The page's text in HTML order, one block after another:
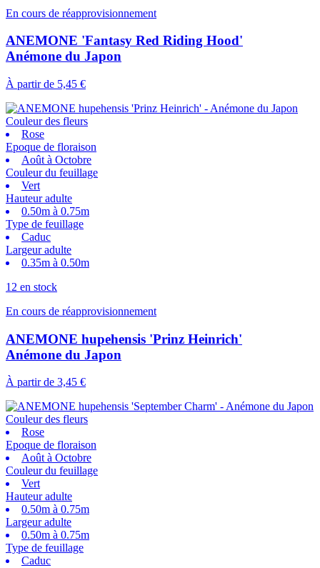
En cours de réapprovisionnement
ANEMONE 'Fantasy Red Riding Hood'
Anémone du Japon
À partir de 5,45 €
Couleur des fleurs
Rose
Epoque de floraison
Août à Octobre
Couleur du feuillage
Vert
Hauteur adulte
0.50m à 0.75m
Type de feuillage
Caduc
Largeur adulte
0.35m à 0.50m
12 en stock
En cours de réapprovisionnement
ANEMONE hupehensis 'Prinz Heinrich'
Anémone du Japon
À partir de 3,45 €
Couleur des fleurs
Rose
Epoque de floraison
Août à Octobre
Couleur du feuillage
Vert
Hauteur adulte
0.50m à 0.75m
Largeur adulte
0.50m à 0.75m
Type de feuillage
Caduc